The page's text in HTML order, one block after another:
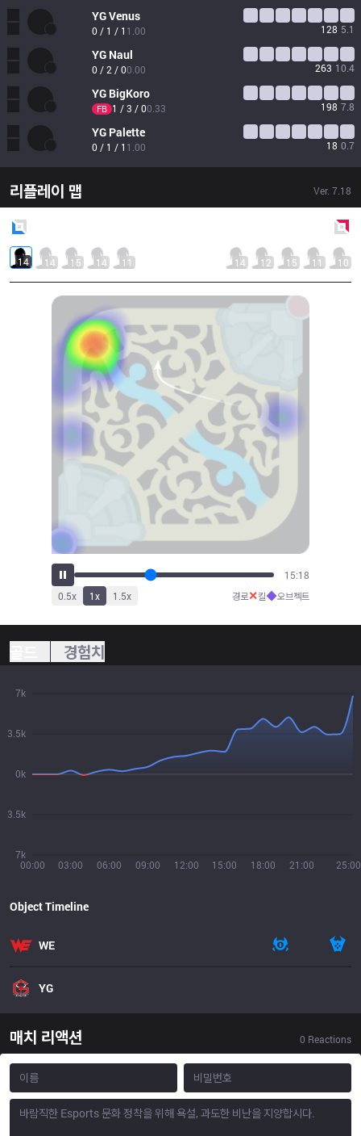
YGVenus
0 / 1 / 1 1.00 128 5.1
YG Naul
0 / 2 / 00.00 263 10.4
YG BigKoro
FB 1 / 3 / 00.33 198 7.8
YG Palette
0 / 1 / 1 1.00 18 0.7
리플레이 맵 Ver. 7.18
14 14 15 14 11 14 12 15 11 10
17:09
0.5x 1x 1.5x 경로✕킬◆오브젝트
경험치
00:00 03:00 06:00 09:00 12:00 15:00 18:00 21:00 25:00
7k
3.5k
0k
3.5k
7k
Object Timeline
WE
YG
매치 리액션 0 Reactions